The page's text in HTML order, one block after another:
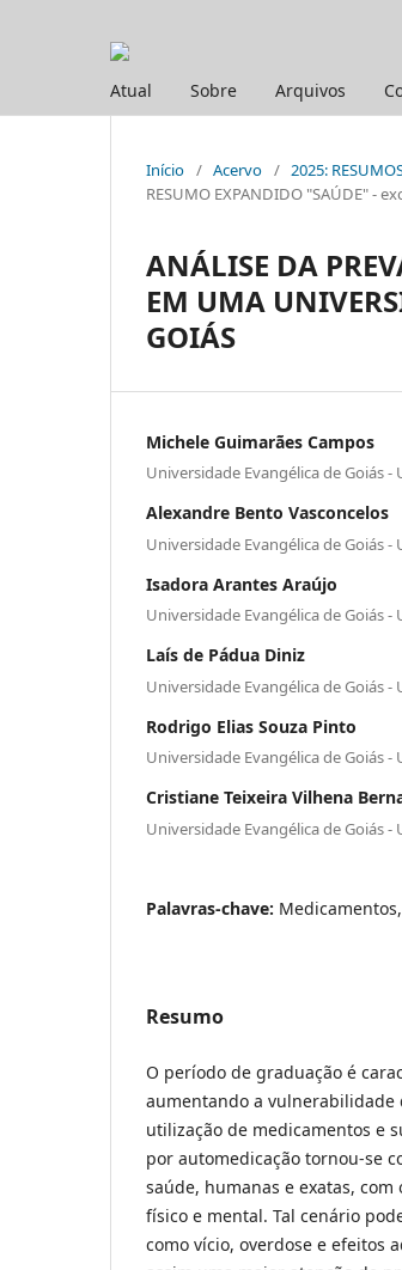
Atual Sobre Arquivos
Início / Acervo / 2025:
RESUMO EXPANDIDO "SAÚDE" -
ANÁLISE DA
EM UMA
GOIÁS
Michele Guimarães Campos
Universidade Evangélica de Goiás -
Alexandre Bento Vasconcelos
Universidade Evangélica de Goiás -
Isadora Arantes Araújo
Universidade Evangélica de Goiás -
Laís de Pádua Diniz
Universidade Evangélica de Goiás -
Rodrigo Elias Souza Pinto
Universidade Evangélica de Goiás -
Cristiane Teixeira Vilhena
Universidade Evangélica de Goiás -
Palavras-chave:
Resumo
O período de graduação é
aumentando a vulnerabilidade
utilização de medicamentos e
por automedicação tornou-se
saúde, humanas e exatas,
físico e mental. Tal cenário
como vício, overdose e efeitos